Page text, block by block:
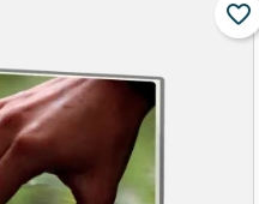
favorite_border